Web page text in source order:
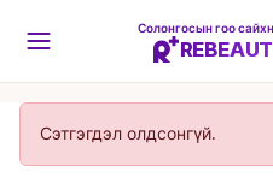
Сэтгэгдэл олдсонгүй.